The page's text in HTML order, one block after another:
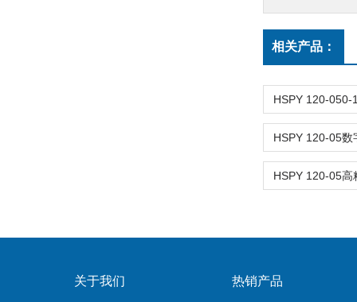
相关产品：
关于我们 热销产品